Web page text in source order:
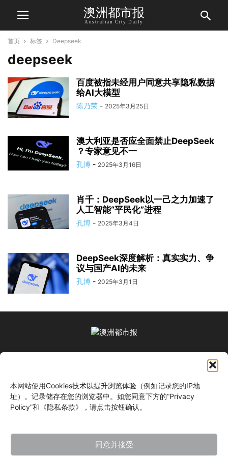
本网站使用Cookies技术以提升浏览体验（例如记录您的IP地
址）。记录储存在您的浏览器中。如您同意下方的“Privacy
Policy”和《隐私条款》，请点击按钮确认。
同意并接受
澳洲都市报
Australian City Daily
首页 标签 Deepseek
deepseek
百度被指未经用户同意共享隐私数据
给AI大模型
陈乃荣 - 2025年3月25日
澳大利亚是否应全面禁止DeepSeek
？专家意见不一
孔博 - 2025年3月16日
肖千：DeepSeek以一己之力加速了
人工智能“平民化”进程
孔博 - 2025年3月4日
DeepSeek深度解析：真实实力、争
议与国产AI的未来
孔博 - 2025年3月1日
关注我们